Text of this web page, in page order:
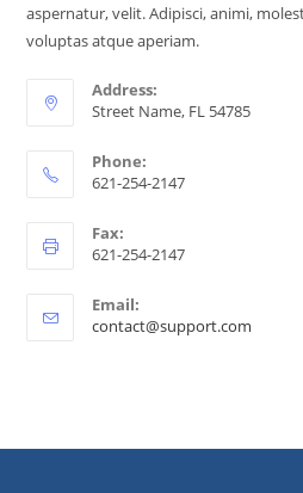
aspernatur, velit. Adipisci, animi,
voluptas atque aperiam.
Address:
Street Name, FL 54785
Phone:
621-254-2147
Fax:
621-254-2147
Email:
contact@support.com